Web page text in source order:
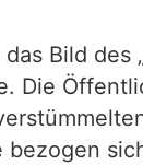
Bild des
Die